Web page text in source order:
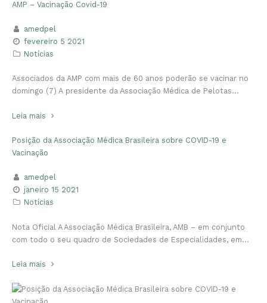
AMP – Vacinação Covid-19
amedpel
fevereiro 5 2021
Notícias
Associados da AMP com mais de 60 anos poderão se vacinar no
domingo (7) A presidente da Associação Médica de Pelotas…
Leia mais
Posição da Associação Médica Brasileira sobre COVID-19 e
Vacinação
amedpel
janeiro 15 2021
Notícias
Nota Oficial A Associação Médica Brasileira, AMB – em conjunto
com todo o seu quadro de Sociedades de Especialidades, em…
Leia mais